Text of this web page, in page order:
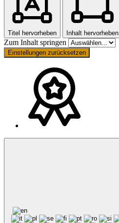
Titel hervorheben Inhalt hervorheben
Zum Inhalt springen
Einstellungen zurücksetzen